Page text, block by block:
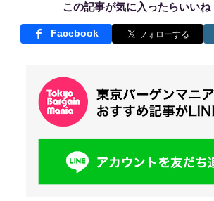
この記事が気に入ったらいいね
Facebook